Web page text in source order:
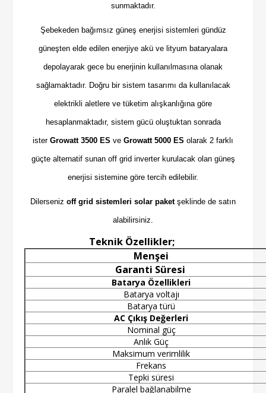
sunmaktadır.
Şebekeden bağımsız güneş enerjisi sistemleri gündüz
güneşten elde edilen enerjiye akü ve lityum bataryalara
depolayarak gece bu enerjinin kullanılmasına olanak
sağlamaktadır. Doğru bir sistem tasarımı da kullanılacak
elektrikli aletlere ve tüketim alışkanlığına göre
hesaplanmaktadır, sistem gücü oluştuktan sonrada
ister Growatt 3500 ES ve Growatt 5000 ES olarak 2 farklı
güçte alternatif sunan off grid inverter kurulacak olan güneş
enerjisi sistemine göre tercih edilebilir.
Dilerseniz off grid sistemleri solar paket şeklinde de satın
alabilirsiniz.
Teknik Özellikler;
Menşei
Garanti Süresi
Batarya Özellikleri
Batarya voltajı
Batarya türü
AC Çıkış Değerleri
Nominal güç
Anlık Güç
Maksimum verimlilik
Frekans
Tepki süresi
Paralel bağlanabilme